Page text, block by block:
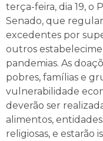
terça-feira, dia 19, o
Senado, que
excedentes por
outros
pandemias. As
pobres, famílias e
vulnerabilidade
deverão ser
alimentos,
religiosas, e estarão